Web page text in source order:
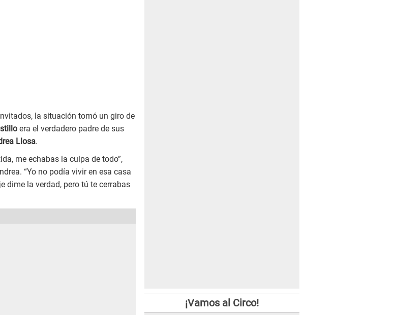
la situación tomó un giro de
era el verdadero padre de sus
Llosa.
me echabas la culpa de todo”,
“Yo no podía vivir en esa casa
dime la verdad, pero tú te cerrabas
¡Vamos al Circo!